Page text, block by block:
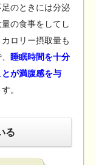
のときには分泌
の食事をしてし
ロリー摂取量も
睡眠時間を十分
が満腹感を与
。
る